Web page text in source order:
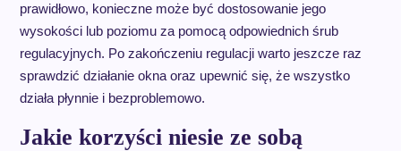
prawidłowo, konieczne może być dostosowanie jego
wysokości lub poziomu za pomocą odpowiednich śrub
regulacyjnych. Po zakończeniu regulacji warto jeszcze raz
sprawdzić działanie okna oraz upewnić się, że wszystko
działa płynnie i bezproblemowo.
Jakie korzyści niesie ze sobą